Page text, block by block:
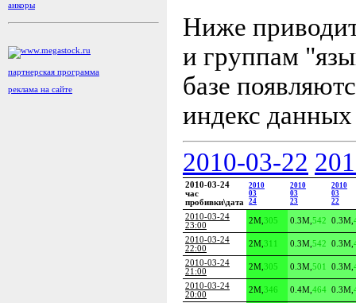
анкоры
партнерская программа
реклама на сайте
Ниже
и группам
базе
индекс
2010-03-22
2010-03-24
час
пробивки\дата
2010
03
24
2010
03
23
2010
03
22
2010-03-24
23:00
2M 305 0.3M 542 0.3M
2010-03-24
22:00
2M 311 0.3M 542 0.3M
2010-03-24
21:00
2M 305 0.3M 501 0.3M
2010-03-24
20:00
2M 346 0.4M 464 0.3M